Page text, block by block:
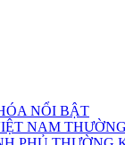
NỔI BẬT
NAM